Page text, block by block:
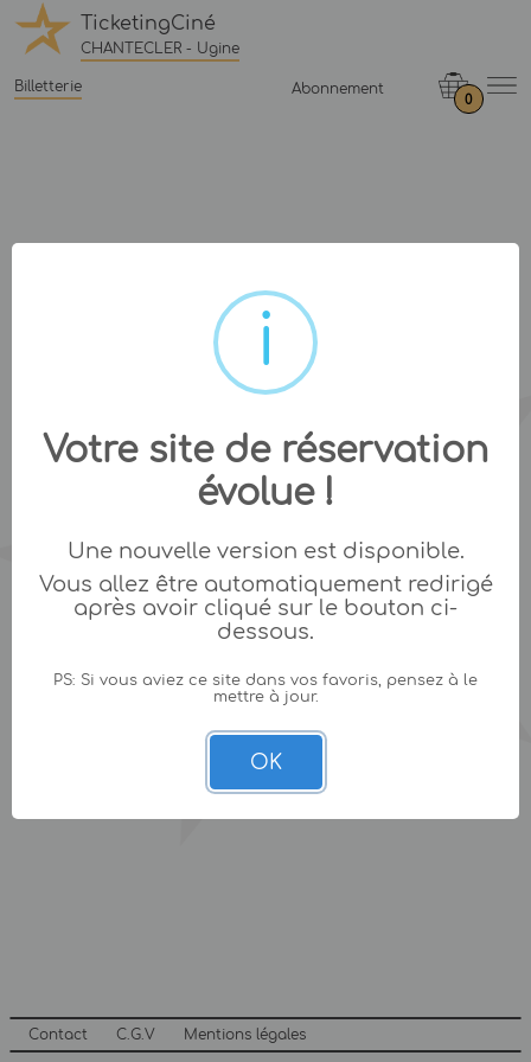
TicketingCiné
CHANTECLER - Ugine
Billetterie Abonnement
0
Contact C.G.V Mentions légales
Votre site de réservation
évolue !
Une nouvelle version est disponible.
Vous allez être automatiquement redirigé
après avoir cliqué sur le bouton ci-
dessous.
PS: Si vous aviez ce site dans vos favoris, pensez à le
mettre à jour.
OK